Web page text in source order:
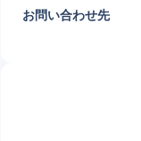
お問い合わせ先